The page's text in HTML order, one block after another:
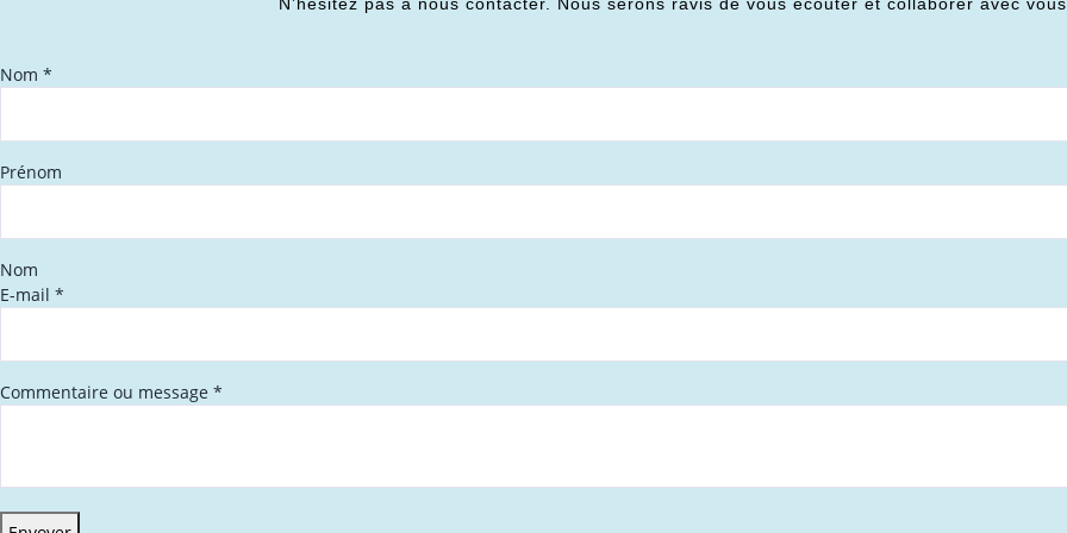
Nom *
Prénom
Nom
E-mail *
Commentaire ou message *